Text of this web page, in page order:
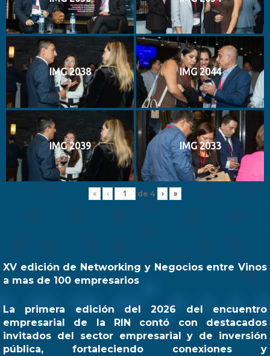
IMG 2038 IMG 2044
IMG 2039 IMG 2033
« ‹ de 4 › »
XV edición de Networking y Negocios entre Vinos
a mas de 100 empresarios
La primera edición del 2026 del encuentro
empresarial de la RIN contó con destacados
invitados del sector empresarial y de inversión
pública, fortaleciendo conexiones y